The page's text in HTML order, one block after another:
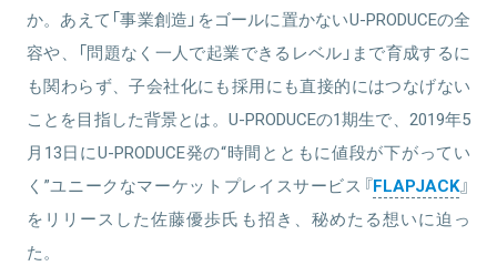
か。あえて「事業創造」をゴールに置かないU-PRODUCEの全
容や、「問題なく一人で起業できるレベル」まで育成するに
も関わらず、子会社化にも採用にも直接的にはつなげない
ことを目指した背景とは。U-PRODUCEの1期生で、2019年5
月13日にU-PRODUCE発の“時間とともに値段が下がってい
く”ユニークなマーケットプレイスサービス『FLAPJACK』
をリリースした佐藤優歩氏も招き、秘めたる想いに迫っ
た。